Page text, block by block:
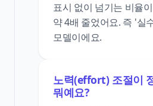
표시 없이 넘기는 비율
약 4배 줄었어요. 즉 '실
모델이에요.
노력(effort) 조절이
뭐예요?